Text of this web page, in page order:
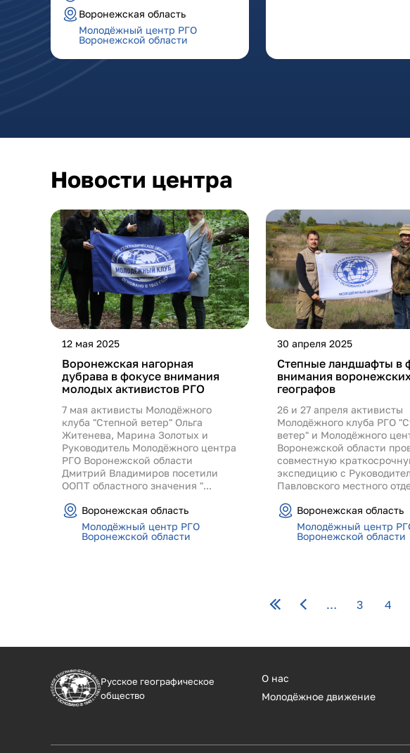
Воронежская область
Молодёжный центр РГО
Воронежской области
Новости центра
12 мая 2025
Воронежская нагорная
дубрава в фокусе внимания
молодых активистов РГО
7 мая активисты Молодёжного
клуба "Степной ветер" Ольга
Житенева, Марина Золотых и
Руководитель Молодёжного центра
РГО Воронежской области
Дмитрий Владимиров посетили
ООПТ областного значения "...
Воронежская область
Молодёжный центр РГО
Воронежской области
30 апреля 2025
Степные ландшафты в
внимания
географов
26 и 27 апреля активисты
Молодёжного клуба РГО
ветер" и Молодёжного
Воронежской области
совместную
экспедицию с
Павловского местного
Воронежская область
Молодёжный центр
Воронежской области
… 3 4
Русское географическое
общество
О нас
Молодёжное движение